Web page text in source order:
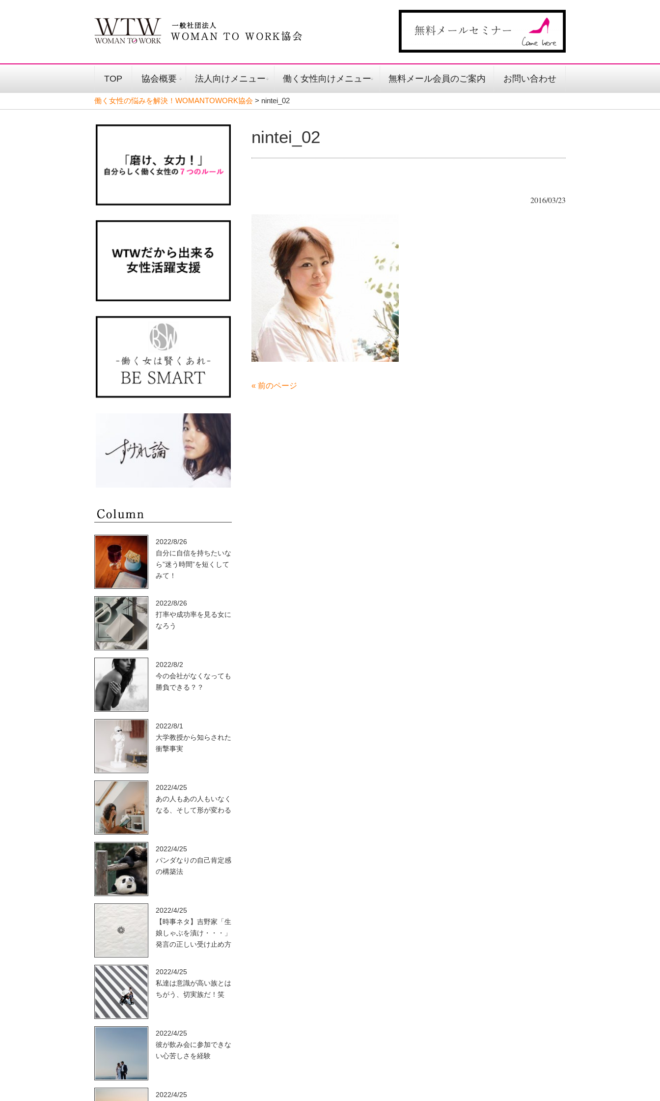
TOP 協会概要 法人向けメニュー 働く女性向けメニュー 無料メール会員のご案内 お問い合わせ
働く女性の悩みを解決！WOMANTOWORK協会 > nintei_02
nintei_02
2016/03/23
« 前のページ
2022/8/26
自分に自信を持ちたいな
ら”迷う時間”を短くして
みて！
2022/8/26
打率や成功率を見る女に
なろう
2022/8/2
今の会社がなくなっても
勝負できる？？
2022/8/1
大学教授から知らされた
衝撃事実
2022/4/25
あの人もあの人もいなく
なる、そして形が変わる
2022/4/25
パンダなりの自己肯定感
の構築法
2022/4/25
【時事ネタ】吉野家「生
娘しゃぶを漬け・・・」
発言の正しい受け止め方
2022/4/25
私達は意識が高い族とは
ちがう、切実族だ！笑
2022/4/25
彼が飲み会に参加できな
い心苦しさを経験
2022/4/25